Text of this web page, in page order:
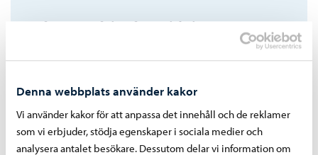
Denna webbplats använder kakor
Vi använder kakor för att anpassa det innehåll och de reklamer
som vi erbjuder, stödja egenskaper i sociala medier och
analysera antalet besökare. Dessutom delar vi information om
Vårt Borgå-invånartidning
Läs mera Vårt Borgå-artiklar